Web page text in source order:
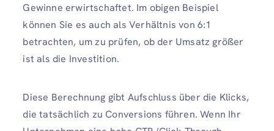
Gewinne erwirtschaftet. Im obigen Beispiel
können Sie es auch als Verhältnis von 6:1
betrachten, um zu prüfen, ob der Umsatz größer
ist als die Investition.
Diese Berechnung gibt Aufschluss über die Klicks,
die tatsächlich zu Conversions führen. Wenn Ihr